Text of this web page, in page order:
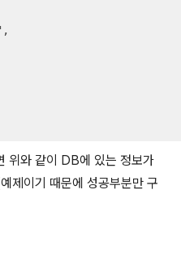
위와 같이 DB에 있는 정보가
제이기 때문에 성공부분만 구